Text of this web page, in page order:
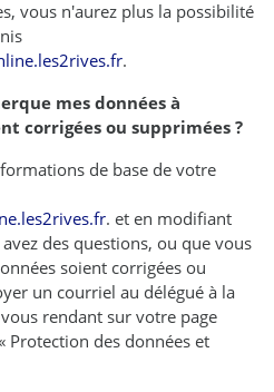
vous n'aurez plus la possibilité
.
que mes données à
corrigées ou supprimées ?
de base de votre
. et en modifiant
des questions, ou que vous
soient corrigées ou
un courriel au délégué à la
rendant sur votre page
Protection des données et